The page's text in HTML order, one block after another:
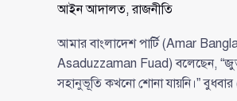
আইন আদালত,রাজনীতি
আমার বাংলাদেশ পার্টি (Amar
Asaduzzaman Fuad) বলেছেন,
সহানুভূতি কখনো শোনা যায়নি।”